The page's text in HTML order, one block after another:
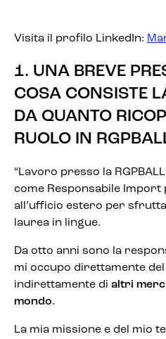
Visita il profilo LinkedIn:
1. UNA BREVE
COSA CONSISTE
DA QUANTO
RUOLO IN
“Lavoro presso la
come Responsabile
all’ufficio estero per
laurea in lingue.
Da otto anni sono la
mi occupo direttamente del
indirettamente di altri
mondo.
La mia missione e del mio